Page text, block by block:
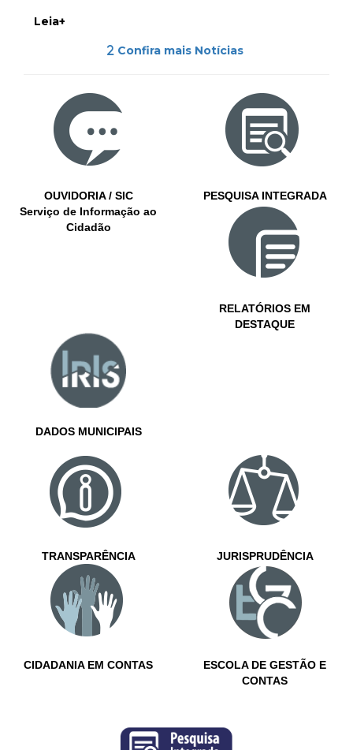
Leia+
Confira mais Notícias
OUVIDORIA / SIC
Serviço de Informação ao
Cidadão
PESQUISA INTEGRADA
RELATÓRIOS EM
DESTAQUE
DADOS MUNICIPAIS
TRANSPARÊNCIA JURISPRUDÊNCIA
CIDADANIA EM CONTAS
ESCOLA DE GESTÃO E
CONTAS